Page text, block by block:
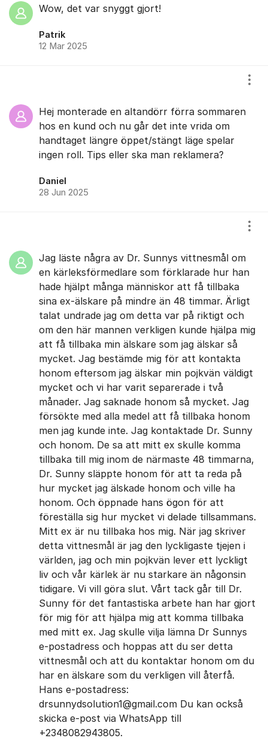
Wow, det var snyggt gjort!
Patrik
12 Mar 2025
Hej monterade en altandörr förra sommaren
hos en kund och nu går det inte vrida om
handtaget längre öppet/stängt läge spelar
ingen roll. Tips eller ska man reklamera?
Daniel
28 Jun 2025
Jag läste några av Dr. Sunnys vittnesmål om
en kärleksförmedlare som förklarade hur han
hade hjälpt många människor att få tillbaka
sina ex-älskare på mindre än 48 timmar. Ärligt
talat undrade jag om detta var på riktigt och
om den här mannen verkligen kunde hjälpa mig
att få tillbaka min älskare som jag älskar så
mycket. Jag bestämde mig för att kontakta
honom eftersom jag älskar min pojkvän väldigt
mycket och vi har varit separerade i två
månader. Jag saknade honom så mycket. Jag
försökte med alla medel att få tillbaka honom
men jag kunde inte. Jag kontaktade Dr. Sunny
och honom. De sa att mitt ex skulle komma
tillbaka till mig inom de närmaste 48 timmarna,
Dr. Sunny släppte honom för att ta reda på
hur mycket jag älskade honom och ville ha
honom. Och öppnade hans ögon för att
föreställa sig hur mycket vi delade tillsammans.
Mitt ex är nu tillbaka hos mig. När jag skriver
detta vittnesmål är jag den lyckligaste tjejen i
världen, jag och min pojkvän lever ett lyckligt
liv och vår kärlek är nu starkare än någonsin
tidigare. Vi vill göra slut. Vårt tack går till Dr.
Sunny för det fantastiska arbete han har gjort
för mig för att hjälpa mig att komma tillbaka
med mitt ex. Jag skulle vilja lämna Dr Sunnys
e-postadress och hoppas att du ser detta
vittnesmål och att du kontaktar honom om du
har en älskare som du verkligen vill återfå.
Hans e-postadress:
drsunnydsolution1@gmail.com Du kan också
skicka e-post via WhatsApp till
+2348082943805.